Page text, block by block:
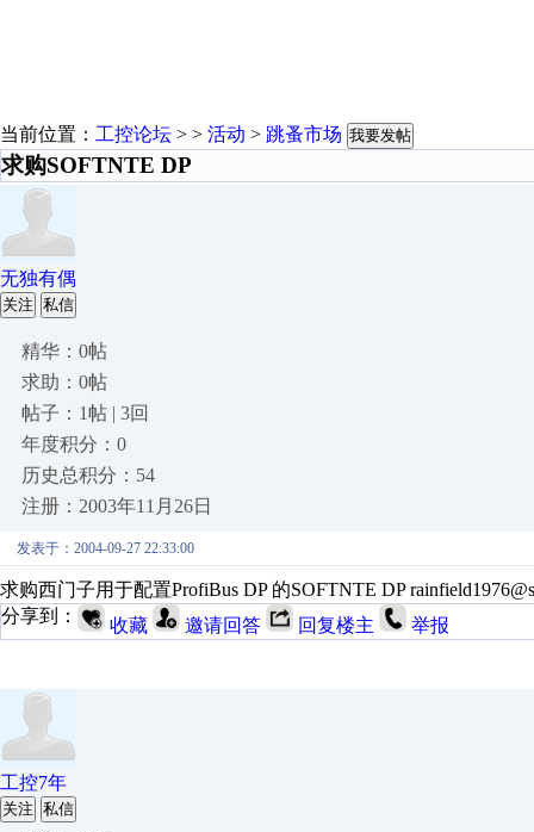
当前位置： 工控论坛 > > 活动 > 跳蚤市场 我要发帖
求购SOFTNTE DP
无独有偶
关注 私信
精华：0帖
求助：0帖
帖子：1帖 | 3回
年度积分：0
历史总积分：54
注册：2003年11月26日
发表于：2004-09-27 22:33:00
求购西门子用于配置ProfiBus DP 的SOFTNTE DP
分享到：
收藏 邀请回答 回复楼主 举报
工控7年
关注 私信